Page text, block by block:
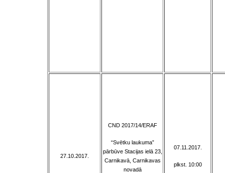
27.10.2017.
CND 2017/14/ERAF
“Svētku laukuma”
pārbūve Stacijas ielā 23,
Carnikavā, Carnikavas
novadā
07.11.2017.
plkst. 10:00